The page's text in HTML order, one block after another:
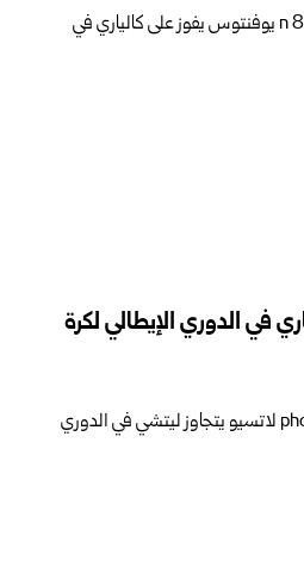
في الدوري الإيطالي لكرة